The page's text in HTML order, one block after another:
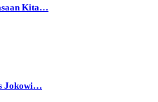
Kita…
Jokowi…